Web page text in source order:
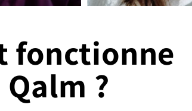
fonctionne
?